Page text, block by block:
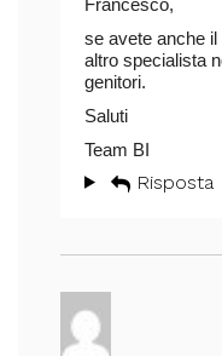
se avete anche
altro specialista
genitori.
Saluti
Team BI
Risposta